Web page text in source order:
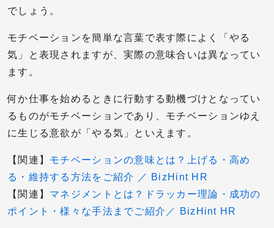
でしょう。
モチベーションを簡単な言葉で表す際によく「やる
気」と表現されますが、実際の意味合いは異なってい
ます。
何か仕事を始めるときに行動する動機づけとなってい
るものがモチベーションであり、モチベーションゆえ
に生じる意欲が「やる気」といえます。
【関連】 モチベーションの意味とは？上げる・高め
る・維持する方法をご紹介 ／ BizHint HR
【関連】 マネジメントとは？ドラッカー理論・成功の
ポイント・様々な手法までご紹介／ BizHint HR